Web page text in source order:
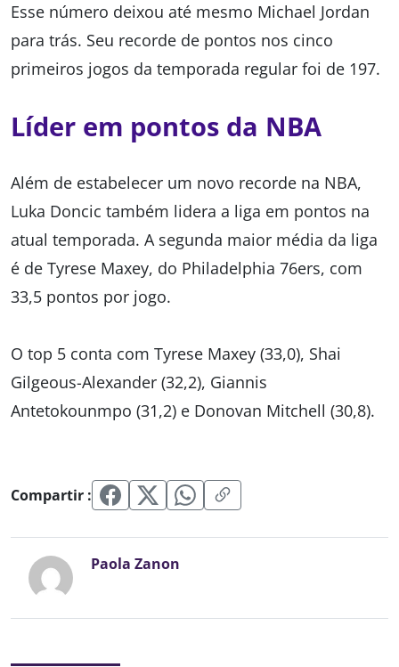
Esse número deixou até mesmo Michael Jordan
para trás. Seu recorde de pontos nos cinco
primeiros jogos da temporada regular foi de 197.
Líder em pontos da NBA
Além de estabelecer um novo recorde na NBA,
Luka Doncic também lidera a liga em pontos na
atual temporada. A segunda maior média da liga
é de Tyrese Maxey, do Philadelphia 76ers, com
33,5 pontos por jogo.
O top 5 conta com Tyrese Maxey (33,0), Shai
Gilgeous-Alexander (32,2), Giannis
Antetokounmpo (31,2) e Donovan Mitchell (30,8).
Compartir :
Paola Zanon